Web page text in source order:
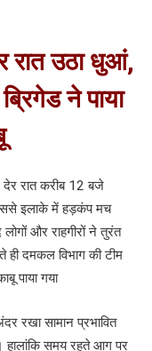
रात उठा धुआं,
ने पाया
देर रात करीब 12 बजे
इलाके में हड़कंप मच
और राहगीरों ने तुरंत
ही दमकल विभाग की टीम
पाया गया
रखा सामान प्रभावित
समय रहते आग पर